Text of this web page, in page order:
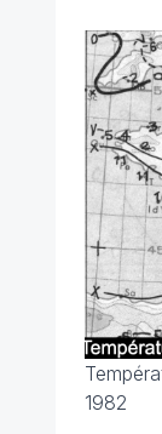
1982